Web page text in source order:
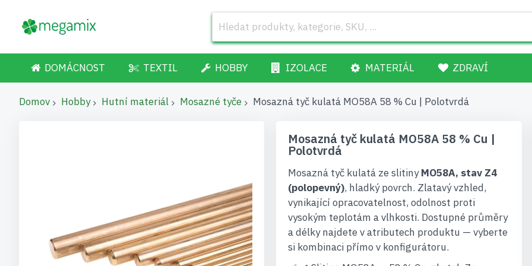
DOMÁCNOST TEXTIL HOBBY IZOLACE MATERIÁL ZDRAVÍ
Domov Hobby Hutní materiál Mosazné tyče Mosazná tyč kulatá MO58A 58 % Cu | Polotvrdá
Mosazná tyč kulatá MO58A 58 % Cu |
Polotvrdá
Mosazná tyč kulatá ze slitinyMO58A, stav Z4
(polopevný), hladký povrch. Zlatavý vzhled,
vynikající opracovatelnost, odolnost proti
vysokým teplotám a vlhkosti. Dostupné průměry
a délky najdete v atributech produktu — vyberte
si kombinaci přímo v konfigurátoru.